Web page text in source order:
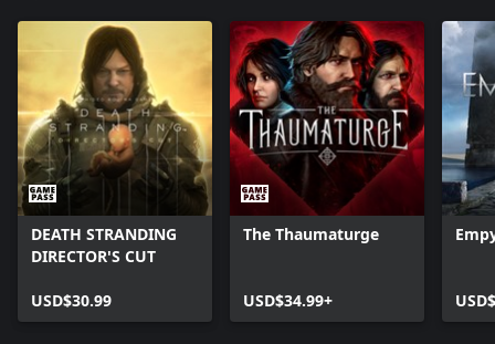
DEATH STRANDING
DIRECTOR'S CUT
USD$30.99
The Thaumaturge
USD$34.99+